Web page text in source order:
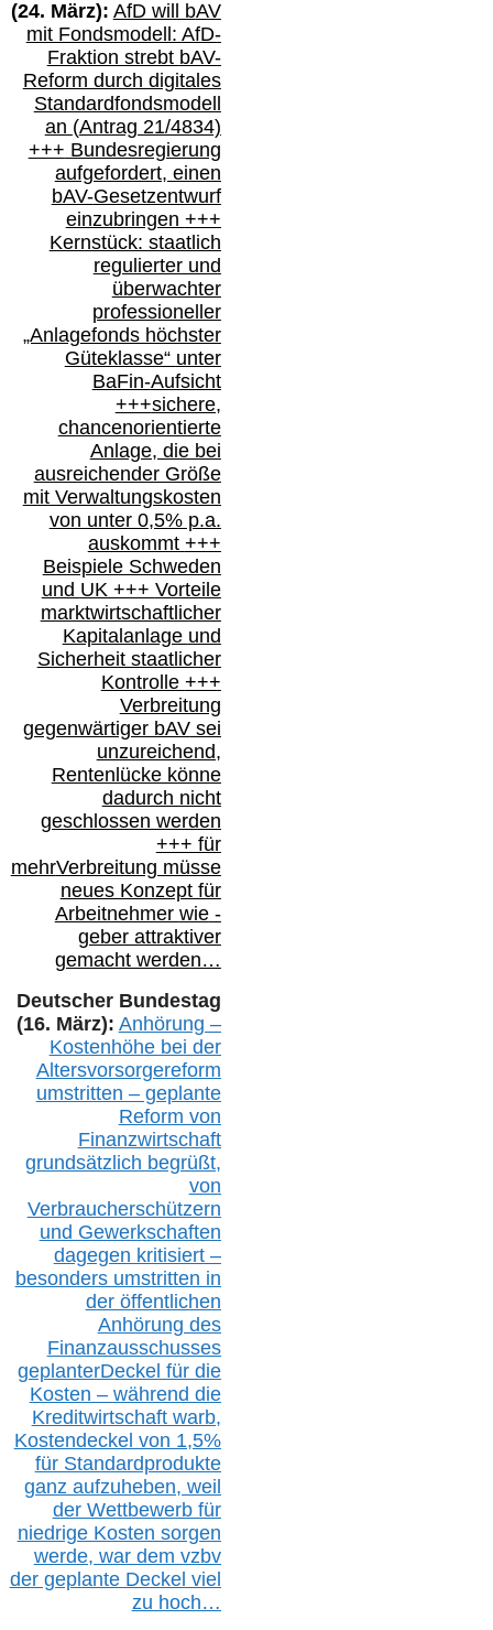
(24. März): AfD will bAV
mit Fondsmodell: AfD-
Fraktion strebt bAV-
Reform durch digitales
Standardfondsmodell
an (Antrag 21/4834)
+++ Bundesregierung
aufgefordert, einen
bAV-Gesetzentwurf
einzubringen +++
Kernstück: staatlich
regulierter und
überwachter
professioneller
„Anlagefonds höchster
Güteklasse“ unter
BaFin-Aufsicht
+++sichere,
chancenorientierte
Anlage, die bei
ausreichender Größe
mit Verwaltungskosten
von unter 0,5% p.a.
auskommt +++
Beispiele Schweden
und UK +++ Vorteile
marktwirtschaftlicher
Kapitalanlage und
Sicherheit staatlicher
Kontrolle +++
Verbreitung
gegenwärtiger bAVsei
unzureichend,
Rentenlücke könne
dadurch nicht
geschlossen werden
+++ für
mehrVerbreitung müsse
neues Konzept für
Arbeitnehmer wie-
geber attraktiver
gemacht werden…
Deutscher Bundestag
(16. März): Anhörung –
Kostenhöhe bei der
Altersvorsorgereform
umstritten – geplante
Reform von
Finanzwirtschaft
grundsätzlich begrüßt,
von
Verbraucherschützern
und Gewerkschaften
dagegen kritisiert –
besonders umstritten in
der öffentlichen
Anhörung des
Finanzausschusses
geplanterDeckel für die
Kosten – während die
Kreditwirtschaft warb,
Kostendeckel von 1,5%
für Standardprodukte
ganz aufzuheben, weil
der Wettbewerb für
niedrige Kosten sorgen
werde, war dem vzbv
der geplante Deckel viel
zu hoch…